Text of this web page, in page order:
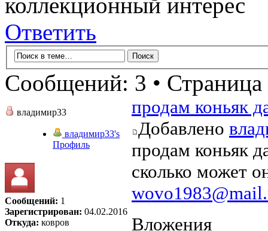
Ответить
Сообщений: 3 • Страница
владимир33
владимир33's
Профиль
Сообщений: 1
Зарегистрирован: 04.02.2016
Откуда: ковров
продам коньяк
Добавлено
продам коньяк
сколько может
Вложения